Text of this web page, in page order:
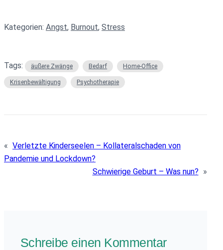
Kategorien: Angst, Burnout, Stress
Tags: äußere Zwänge Bedarf Home-Office
Krisenbewältigung Psychotherapie
« Verletzte Kinderseelen – Kollateralschaden von
Pandemie und Lockdown?
Schwierige Geburt – Was nun? »
Schreibe einen Kommentar